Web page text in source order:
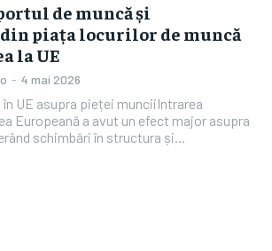
de muncă și
piața locurilor de muncă
la UE
- 4 mai 2026
UE asupra pieței munciiIntrarea
Europeană a avut un efect major asupra
schimbări în structura și...